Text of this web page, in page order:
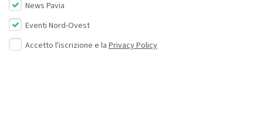
News Pavia
Eventi Nord-Ovest
Accetto l'iscrizione e la Privacy Policy